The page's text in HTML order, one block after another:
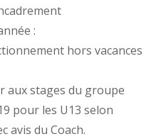
:
hors vacances
aux stages du groupe
pour les U13 selon
avis du Coach.